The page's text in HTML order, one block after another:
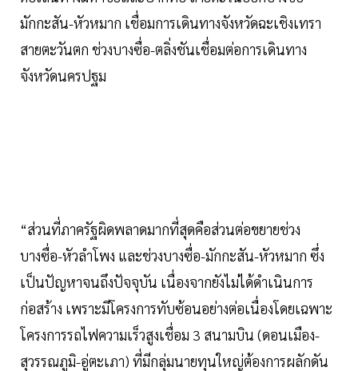
มักกะสัน-หัวหมาก เชื่อมการเดินทางจังหวัดฉะเชิงเทรา
สายตะวันตก ช่วงบางซื่อ-ตลิ่งชันเชื่อมต่อการเดินทาง
จังหวัดนครปฐม
“ส่วนที่ภาครัฐผิดพลาดมากที่สุดคือส่วนต่อขยายช่วง
บางซื่อ-หัวลำโพง และช่วงบางซื่อ-มักกะสัน-หัวหมาก ซึ่ง
เป็นปัญหาจนถึงปัจจุบัน เนื่องจากยังไม่ได้ดำเนินการ
ก่อสร้าง เพราะมีโครงการทับซ้อนอย่างต่อเนื่องโดยเฉพาะ
โครงการรถไฟความเร็วสูงเชื่อม 3 สนามบิน (ดอนเมือง-
สุวรรณภูมิ-อู่ตะเภา) ที่มีกลุ่มนายทุนใหญ่ต้องการผลักดัน